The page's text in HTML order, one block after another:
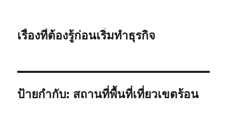
เรื่องที่ต้องรู้ก่อนเริ่มทำธุรกิจ
ป้ายกำกับ: สถานที่พื้นที่เที่ยวเขตร้อน